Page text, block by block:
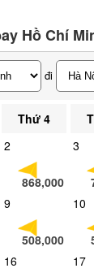
Hồ Chí
đi
Thứ 4
2
868,000
3
9
508,000
10
16 17